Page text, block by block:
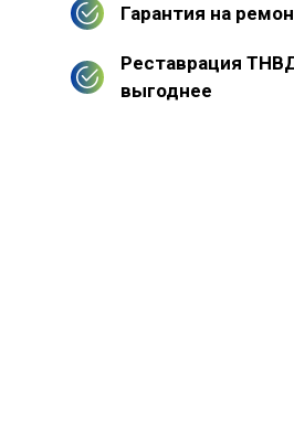
Гарантия на
Реставрация
выгоднее